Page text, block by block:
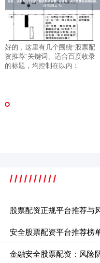
好的，这里有几个围绕“股票配
资推荐”关键词、适合百度收录
的标题，均控制在以内：
股票配资正规平台推荐与
安全股票配资平台推荐榜
金融安全股票配资：风险